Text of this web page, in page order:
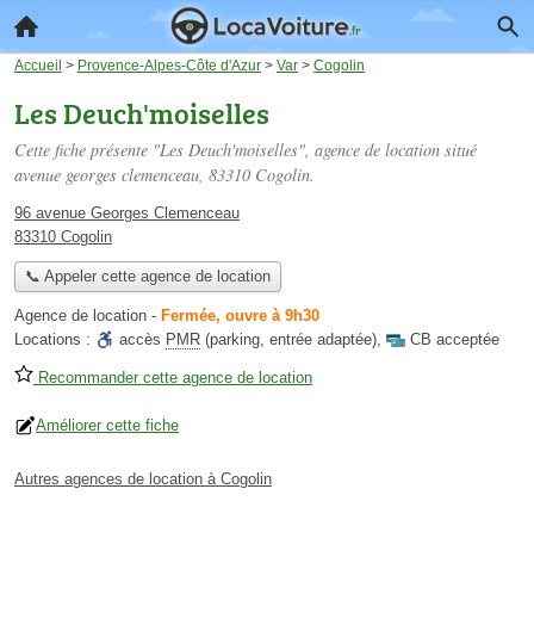
Accueil > Provence-Alpes-Côte d'Azur > Var > Cogolin
Les Deuch'moiselles
Cette fiche présente "Les Deuch'moiselles", agence de location situé
avenue georges clemenceau, 83310 Cogolin.
96 avenue Georges Clemenceau
83310 Cogolin
📞 Appeler cette agence de location
Agence de location - Fermée, ouvre à 9h30
Locations :
accès PMR (parking, entrée adaptée), CB acceptée
Recommander cette agence de location
Améliorer cette fiche
Autres agences de location à Cogolin